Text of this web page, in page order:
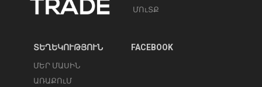
ՄՈւՏՔ
ՏԵՂԵԿՈՒԹՅՈՒՆ
ՄԵՐ ՄԱՍԻՆ
ԱՌԱՔՈւՄ
FACEBOOK